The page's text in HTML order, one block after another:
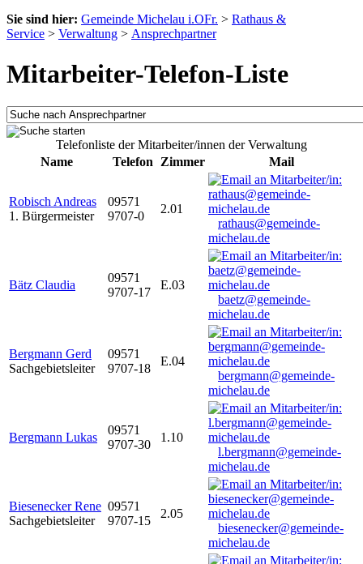
Sie sind hier: Gemeinde Michelau i.OFr. > Rathaus &
Service > Verwaltung > Ansprechpartner
Mitarbeiter-Telefon-Liste
Telefonliste der Mitarbeiter/innen der Verwaltung
Name
Telefon Zimmer Mail
Robisch Andreas
1. Bürgermeister
09571
9707-0
2.01
rathaus@gemeinde-
michelau.de
Bätz Claudia
09571
9707-17
E.03
baetz@gemeinde-
michelau.de
Bergmann Gerd
Sachgebietsleiter
09571
9707-18
E.04
bergmann@gemeinde-
michelau.de
Bergmann Lukas
09571
9707-30
1.10
l.bergmann@gemeinde-
michelau.de
Biesenecker Rene
Sachgebietsleiter
09571
9707-15
2.05
biesenecker@gemeinde-
michelau.de